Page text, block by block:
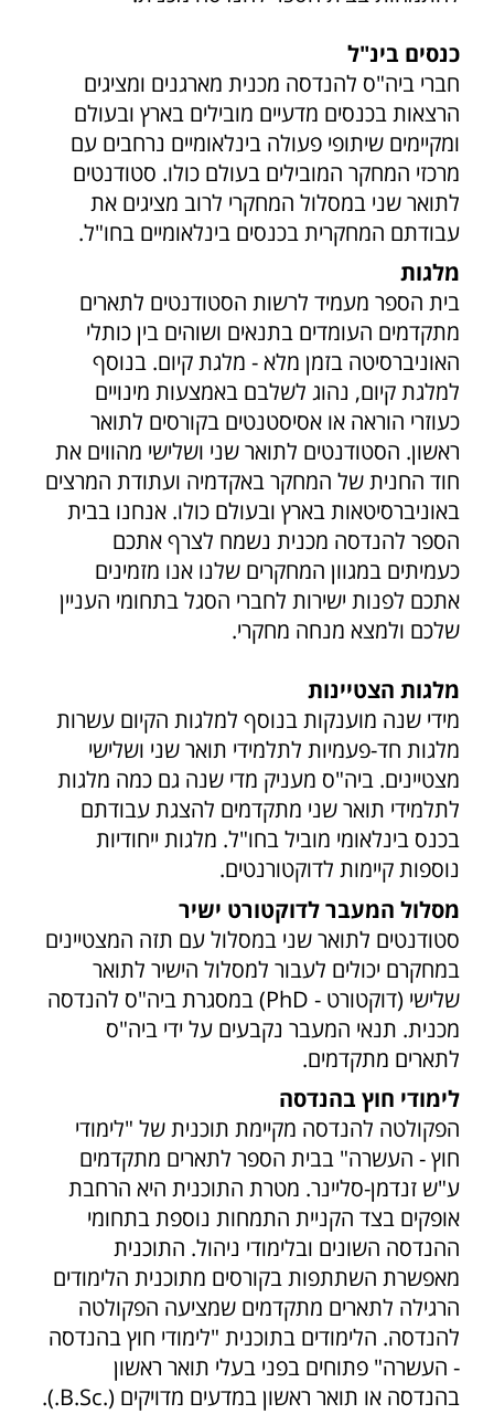
כנסים בינ"ל
חברי ביה"ס להנדסה מכנית מארגנים ומציגים
הרצאות בכנסים מדעיים מובילים בארץ ובעולם
ומקיימים שיתופי פעולה בינלאומיים נרחבים עם
מרכזי המחקר המובילים בעולם כולו. סטודנטים
לתואר שני במסלול המחקרי לרוב מציגים את
עבודתם המחקרית בכנסים בינלאומיים בחו"ל.
מלגות
בית הספר מעמיד לרשות הסטודנטים לתארים
מתקדמים העומדים בתנאים ושוהים בין כותלי
האוניברסיטה בזמן מלא - מלגת קיום. בנוסף
למלגת קיום, נהוג לשלבם באמצעות מינויים
כעוזרי הוראה או אסיסטנטים בקורסים לתואר
ראשון. הסטודנטים לתואר שני ושלישי מהווים את
חוד החנית של המחקר באקדמיה ועתודת המרצים
באוניברסיטאות בארץ ובעולם כולו. אנחנו בבית
הספר להנדסה מכנית נשמח לצרף אתכם
כעמיתים במגוון המחקרים שלנו אנו מזמינים
אתכם לפנות ישירות לחברי הסגל בתחומי העניין
שלכם ולמצא מנחה מחקרי.
מלגות הצטיינות
מידי שנה מוענקות בנוסף למלגות הקיום עשרות
מלגות חד-פעמיות לתלמידי תואר שני ושלישי
מצטיינים. ביה"ס מעניק מדי שנה גם כמה מלגות
לתלמידי תואר שני מתקדמים להצגת עבודתם
בכנס בינלאומי מוביל בחו"ל. מלגות ייחודיות
נוספות קיימות לדוקטורנטים.
מסלול המעבר לדוקטורט ישיר
סטודנטים לתואר שני במסלול עם תזה המצטיינים
במחקרם יכולים לעבור למסלול הישיר לתואר
שלישי (דוקטורט - PhD) במסגרת ביה"ס להנדסה
מכנית. תנאי המעבר נקבעים על ידי ביה"ס
לתארים מתקדמים.
לימודי חוץ בהנדסה
הפקולטה להנדסה מקיימת תוכנית של "לימודי
חוץ - העשרה" בבית הספר לתארים מתקדמים
ע"ש זנדמן-סליינר. מטרת התוכנית היא הרחבת
אופקים בצד הקניית התמחות נוספת בתחומי
ההנדסה השונים ובלימודי ניהול. התוכנית
מאפשרת השתתפות בקורסים מתוכנית הלימודים
הרגילה לתארים מתקדמים שמציעה הפקולטה
להנדסה. הלימודים בתוכנית "לימודי חוץ בהנדסה
- העשרה" פתוחים בפני בעלי תואר ראשון
בהנדסה או תואר ראשון במדעים מדויקים (.B.Sc.).